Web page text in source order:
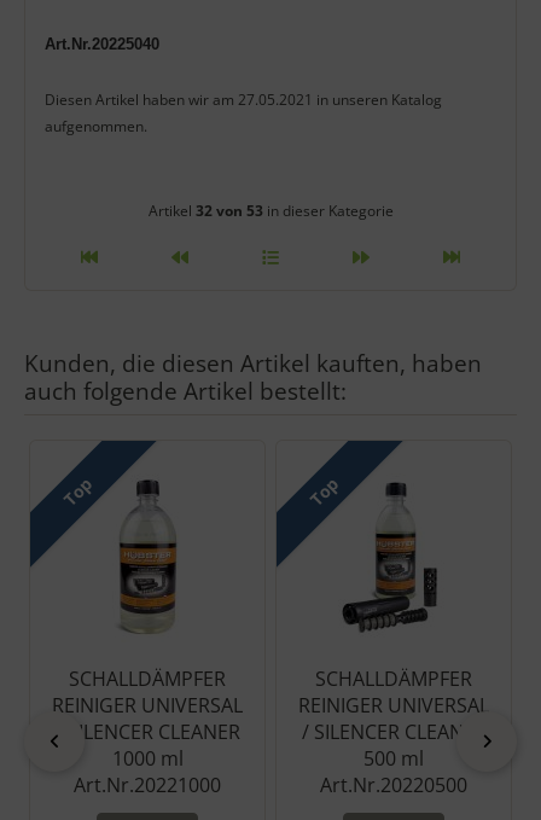
Art.Nr.20225040
Diesen Artikel haben wir am 27.05.2021 in unseren Katalog
aufgenommen.
Artikelnavigation innerhalb
Artikel 32 von 53 in dieser Kategorie
Kunden, die diesen Artikel kauften, haben
auch folgende Artikel bestellt:
Es folgt ein Produktslider - navigieren Sie mit der Tab-Taste
zurück
Top
SCHALLDÄMPFER
REINIGER UNIVERSAL
/ SILENCER CLEANER
1000 ml
Art.Nr.20221000
Top
SCHALLDÄMPFER
REINIGER UNIVERSAL
/ SILENCER CLEANER
500 ml
Art.Nr.20220500